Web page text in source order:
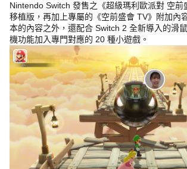
Nintendo Switch 發售之《超級瑪利歐派對 空前
移植版，再加上專屬的《空前盛會 TV》附加內
本的內容之外，還配合 Switch 2 全新導入的滑
機功能加入專門對應的 20 種小遊戲。